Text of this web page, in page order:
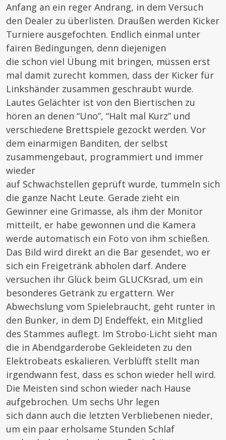
Anfang an ein reger Andrang, in dem Versuch
den Dealer zu überlisten. Draußen werden Kicker
Turniere ausgefochten. Endlich einmal unter
fairen Bedingungen, denn diejenigen
die schon viel Übung mit bringen, müssen erst
mal damit zurecht kommen, dass der Kicker für
Linkshänder zusammen geschraubt wurde.
Lautes Gelächter ist von den Biertischen zu
hören an denen “Uno”, “Halt mal Kurz” und
verschiedene Brettspiele gezockt werden. Vor
dem einarmigen Banditen, der selbst
zusammengebaut, programmiert und immer
wieder
auf Schwachstellen geprüft wurde, tummeln sich
die ganze Nacht Leute. Gerade zieht ein
Gewinner eine Grimasse, als ihm der Monitor
mitteilt, er habe gewonnen und die Kamera
werde automatisch ein Foto von ihm schießen.
Das Bild wird direkt an die Bar gesendet, wo er
sich ein Freigetränk abholen darf. Andere
versuchen ihr Glück beim GLUCKsrad, um ein
besonderes Getränk zu ergattern. Wer
Abwechslung vom Spielebraucht, geht runter in
den Bunker, in dem DJ Endeffekt, ein Mitglied
des Stammes auflegt. Im Strobo-Licht sieht man
die in Abendgarderobe Gekleideten zu den
Elektrobeats eskalieren. Verblüfft stellt man
irgendwann fest, dass es schon wieder hell wird.
Die Meisten sind schon wieder nach Hause
aufgebrochen. Um sechs Uhr legen
sich dann auch die letzten Verbliebenen nieder,
um ein paar erholsame Stunden Schlaf